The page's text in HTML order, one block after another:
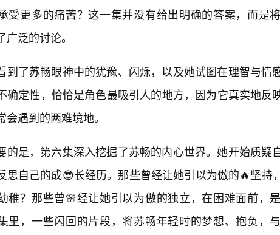
受更多的痛苦？这一集并没有给出明确的答案，而是
广泛的讨论。
到了苏畅眼神中的犹豫、闪烁，以及她试图在理智与情
确定性，恰恰是角色最吸引人的地方，因为它真实地反
会遇到的两难境地。
的是，第六集深入挖掘了苏畅的内心世界。她开始质疑
思自己的成😎长经历。那些曾经让她引以为傲的🔥坚持
稚？那些曾🌸经让她引以为傲的独立，在困难面前，
里，一些闪回的片段，将苏畅年轻时的梦想、抱负，